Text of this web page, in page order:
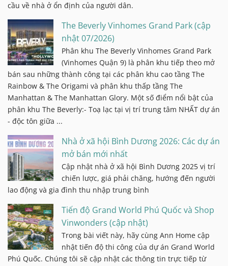
cầu về nhà ở ổn định của người dân.
The Beverly Vinhomes Grand Park (cập
nhật 07/2026)
Phân khu The Beverly Vinhomes Grand Park
(Vinhomes Quận 9) là phân khu tiếp theo mở
bán sau những thành công tại các phân khu cao tầng The
Rainbow & The Origami và phân khu thấp tầng The
Manhattan & The Manhattan Glory. Một số điểm nổi bật của
phân khu The Beverly:- Toạ lạc tại vị trí trung tâm NHẤT dự án
- độc tôn giữa ...
Nhà ở xã hội Bình Dương 2026: Các dự án
mở bán mới nhất
Cập nhật nhà ở xã hội Bình Dương 2025 vị trí
chiến lược, giá phải chăng, hướng đến người
lao động và gia đình thu nhập trung bình
Tiến độ Grand World Phú Quốc và Shop
Vinwonders (cập nhật)
Trong bài viết này, hãy cùng Ann Home cập
nhật tiến độ thi công của dự án Grand World
Phú Quốc. Chúng tôi sẽ cập nhật các thông tin trực tiếp từ